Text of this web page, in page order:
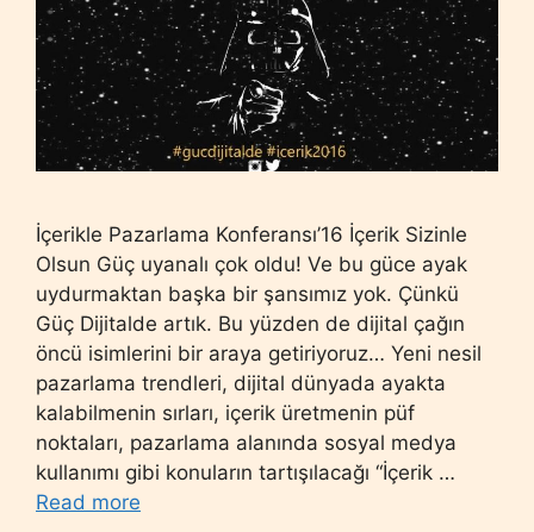
İçerikle Pazarlama Konferansı’16 İçerik Sizinle
Olsun Güç uyanalı çok oldu! Ve bu güce ayak
uydurmaktan başka bir şansımız yok. Çünkü
Güç Dijitalde artık. Bu yüzden de dijital çağın
öncü isimlerini bir araya getiriyoruz… Yeni nesil
pazarlama trendleri, dijital dünyada ayakta
kalabilmenin sırları, içerik üretmenin püf
noktaları, pazarlama alanında sosyal medya
kullanımı gibi konuların tartışılacağı “İçerik …
Read more